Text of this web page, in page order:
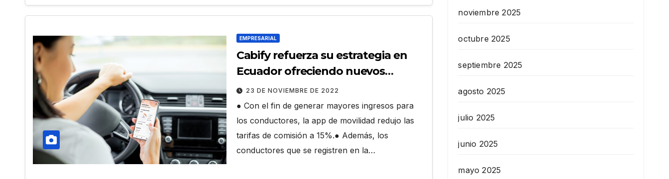
EMPRESARIAL
Cabify refuerza su estrategia en
Ecuador ofreciendo nuevos
precios a usuarios y mejores
comisiones a conductores
23 DE NOVIEMBRE DE 2022
● Con el fin de generar mayores ingresos para
los conductores, la app de movilidad redujo las
tarifas de comisión a 15%.● Además, los
conductores que se registren en la…
noviembre 2025
octubre 2025
septiembre 2025
agosto 2025
julio 2025
junio 2025
mayo 2025